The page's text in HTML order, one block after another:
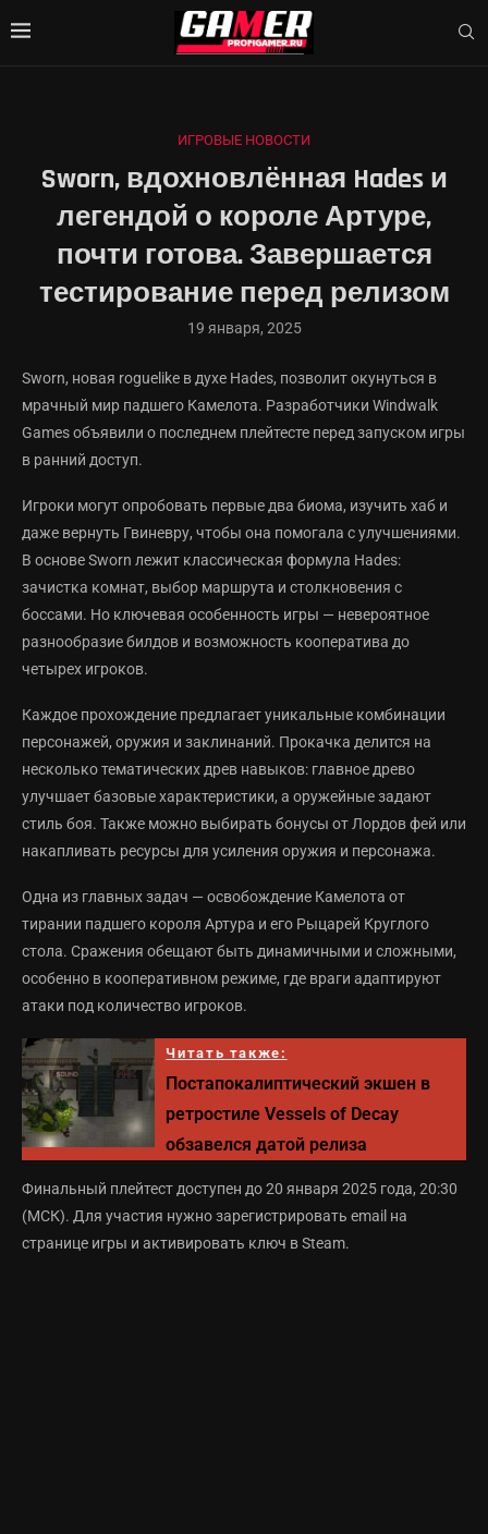
ИГРОВЫЕ НОВОСТИ
Sworn, вдохновлённая Hades и
легендой о короле Артуре,
почти готова. Завершается
тестирование перед релизом
19 января, 2025
Sworn, новая roguelike в духе Hades, позволит окунуться в
мрачный мир падшего Камелота. Разработчики Windwalk
Games объявили о последнем плейтесте перед запуском игры
в ранний доступ.
Игроки могут опробовать первые два биома, изучить хаб и
даже вернуть Гвиневру, чтобы она помогала с улучшениями.
В основе Sworn лежит классическая формула Hades:
зачистка комнат, выбор маршрута и столкновения с
боссами. Но ключевая особенность игры — невероятное
разнообразие билдов и возможность кооператива до
четырех игроков.
Каждое прохождение предлагает уникальные комбинации
персонажей, оружия и заклинаний. Прокачка делится на
несколько тематических древ навыков: главное древо
улучшает базовые характеристики, а оружейные задают
стиль боя. Также можно выбирать бонусы от Лордов фей или
накапливать ресурсы для усиления оружия и персонажа.
Одна из главных задач — освобождение Камелота от
тирании падшего короля Артура и его Рыцарей Круглого
стола. Сражения обещают быть динамичными и сложными,
особенно в кооперативном режиме, где враги адаптируют
атаки под количество игроков.
Читать также:
Постапокалиптический экшен в
ретростиле Vessels of Decay
обзавелся датой релиза
Финальный плейтест доступен до 20 января 2025 года, 20:30
(МСК). Для участия нужно зарегистрировать email на
странице игры и активировать ключ в Steam.